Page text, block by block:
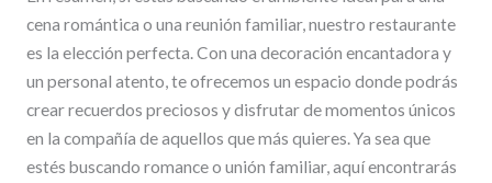
cena romántica o una reunión familiar, nuestro restaurante
es la elección perfecta. Con una decoración encantadora y
un personal atento, te ofrecemos un espacio donde podrás
crear recuerdos preciosos y disfrutar de momentos únicos
en la compañía de aquellos que más quieres. Ya sea que
estés buscando romance o unión familiar, aquí encontrarás